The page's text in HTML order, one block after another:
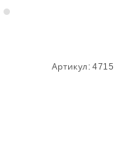
Артикул: 4715